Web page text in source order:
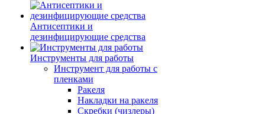
Антисептики и
дезинфицирующие средства
Инструменты для работы
Инструмент для работы с
пленками
Ракеля
Накладки на ракеля
Скребки (чизлеры)